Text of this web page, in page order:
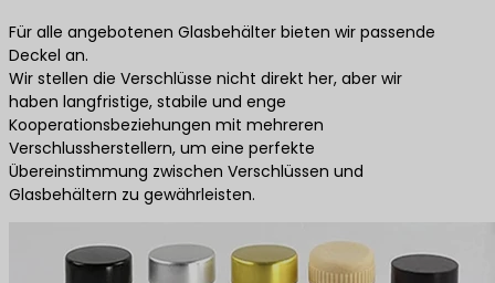
Für alle angebotenen Glasbehälter bieten wir passende
Deckel an.
Wir stellen die Verschlüsse nicht direkt her, aber wir
haben langfristige, stabile und enge
Kooperationsbeziehungen mit mehreren
Verschlussherstellern, um eine perfekte
Übereinstimmung zwischen Verschlüssen und
Glasbehältern zu gewährleisten.